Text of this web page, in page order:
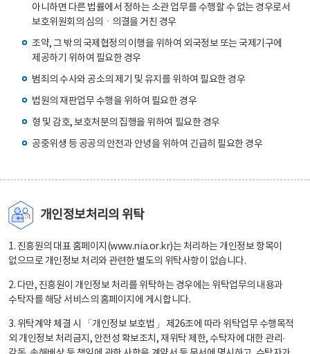
아니하면 다른 법률에서 정하는 소관 업무를 수행할 수 없는 경우로서
보호위원회의 심의ㆍ의결을 거친 경우
조약, 그 밖의 국제협정의 이행을 위하여 외국정보 또는 국제기구에
제공하기 위하여 필요한 경우
범죄의 수사와 공소의 제기 및 유지를 위하여 필요한 경우
법원의 재판업무 수행을 위하여 필요한 경우
형 및 감호, 보호처분의 집행을 위하여 필요한 경우
공중위생 등 공공의 안전과 안녕을 위하여 긴급히 필요한 경우
개인정보처리의 위탁
1. 진흥원의 대표 홈페이지(www.nia.or.kr)는 처리하는 개인정보 항목이
없으므로 개인정보 처리와 관련한 별도의 위탁사항이 없습니다.
2. 다만, 진흥원이 개인정보 처리를 위탁하는 경우에는 위탁업무의 내용과
수탁자를 해당 서비스의 홈페이지에 게시합니다.
3. 위탁계약 체결 시 「개인정보 보호법」 제26조에 따라 위탁업무 수행목적
외 개인정보 처리금지, 안전성 확보조치, 재위탁 제한, 수탁자에 대한 관리·